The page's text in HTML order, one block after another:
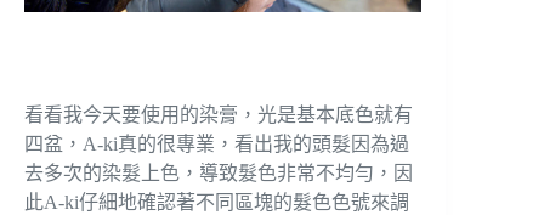
看看我今天要使用的染膏，光是基本底色就有
四盆，A-ki真的很專業，看出我的頭髮因為過
去多次的染髮上色，導致髮色非常不均勻，因
此A-ki仔細地確認著不同區塊的髮色色號來調